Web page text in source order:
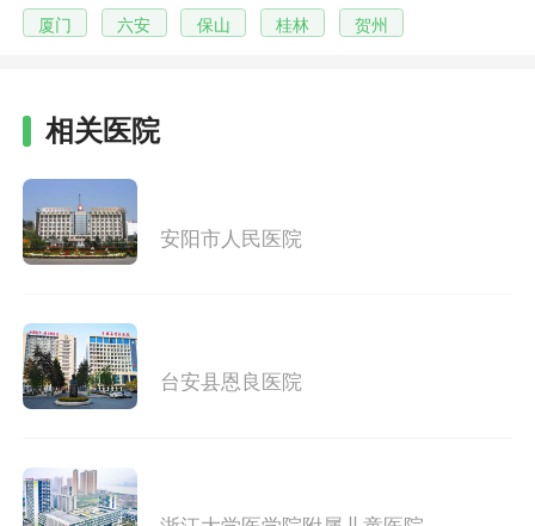
厦门 六安 保山 桂林 贺州
相关医院
安阳市人民医院
台安县恩良医院